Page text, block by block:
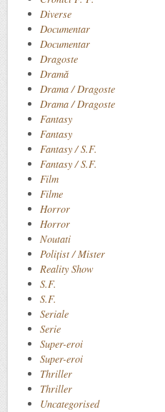
Diverse
Documentar
Documentar
Dragoste
Dramă
Drama / Dragoste
Drama / Dragoste
Fantasy
Fantasy
Fantasy / S.F.
Fantasy / S.F.
Film
Filme
Horror
Horror
Noutati
Polițist / Mister
Reality Show
S.F.
S.F.
Seriale
Serie
Super-eroi
Super-eroi
Thriller
Thriller
Uncategorised